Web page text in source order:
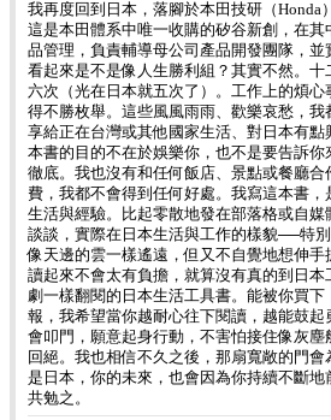
我再度回到日本，落腳於本田技研（
這是本田體系中唯一收購的矽谷新創，在
品管理，負責輔導母公司產品開發團隊，
看起來是不是像人生勝利組？其實不然。
六次（光在日本就五次了）。工作上的煩心
得不勝枚舉。這些風風雨雨、歡樂哀愁，
享給正在台灣或其他國家生活、對日本有點
本書的目的不在於娛樂你，也不是要告訴
徹底。我也沒有和任何飯店、景點或餐廳合
費，我都不會得到任何好處。我寫這本書
生活與經驗。比起零散地發在部落格或自
談談，實際在日本生活與工作的樣貌──特
像天邊的雲一樣遙遠，但又不自覺地想伸
讀起來不會太有負擔，就算沒有真的到日本
劇一樣翻閱的日本生活工具書。能被你買下
報，我希望當你越耐心往下閱讀，越能鼓
會叩門，願意起身行動，不害怕接住像灰
回絕。我也相信不久之後，那扇寬敞的門
是日本，你的未來，也會因為你持續不斷地
共勉之。